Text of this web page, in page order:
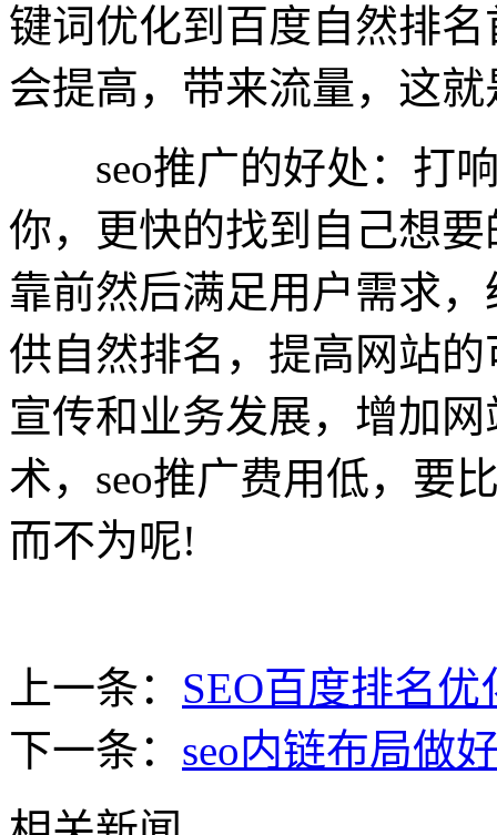
键词优化到百度自然排
会提高，带来流量，这就
seo推广的好处：打响
你，更快的找到自己想
靠前然后满足用户需求
供自然排名，提高网站
宣传和业务发展，增加
术，seo推广费用低，要
而不为呢!
上一条： SEO百度排名
下一条： seo内链布局做